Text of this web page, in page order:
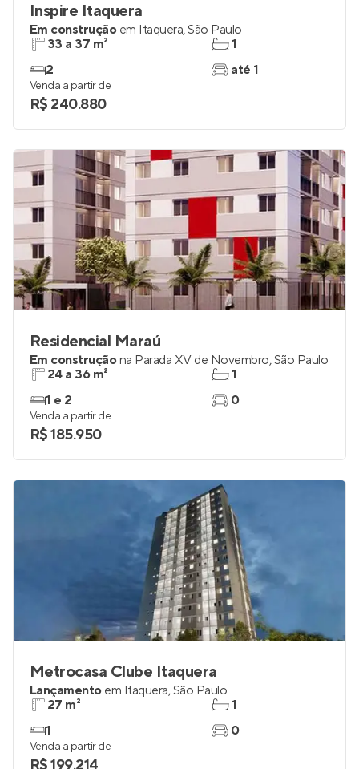
Inspire Itaquera
Em construção em Itaquera,São Paulo
33 a 37 m²
2
1
até 1
Venda a partir de
R$ 240.880
Residencial Maraú
Em construçãona Parada XV de Novembro,São Paulo
24 a 36 m²
1 e 2
1
0
Venda a partir de
R$ 185.950
Metrocasa Clube Itaquera
Lançamento em Itaquera,São Paulo
27 m²
1
1
0
Venda a partir de